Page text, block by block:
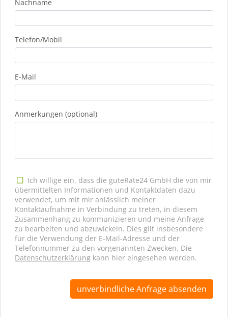
Nachname
Telefon/Mobil
E-Mail
Anmerkungen (optional)
Ich willige ein, dass die guteRate24 GmbH die von mir
übermittelten Informationen und Kontaktdaten dazu
verwendet, um mit mir anlässlich meiner
Kontaktaufnahme in Verbindung zu treten, in diesem
Zusammenhang zu kommunizieren und meine Anfrage
zu bearbeiten und abzuwickeln. Dies gilt insbesondere
für die Verwendung der E-Mail-Adresse und der
Telefonnummer zu den vorgenannten Zwecken. Die
Datenschutzerklärung kann hier eingesehen werden.
unverbindliche Anfrage absenden